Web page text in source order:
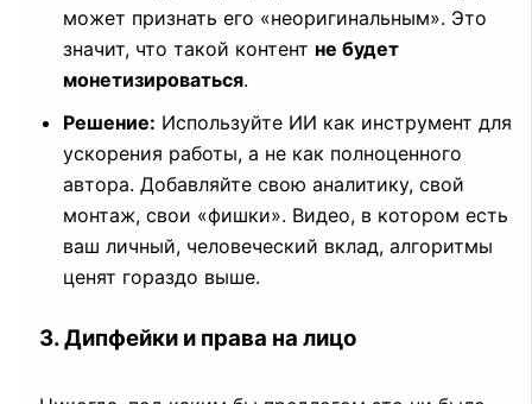
может признать его «неоригинальным». Это
значит, что такой контент не будет
монетизироваться.
Решение: Используйте ИИ как инструмент для
ускорения работы, а не как полноценного
автора. Добавляйте свою аналитику, свой
монтаж, свои «фишки». Видео, в котором есть
ваш личный, человеческий вклад, алгоритмы
ценят гораздо выше.
3. Дипфейки и права на лицо